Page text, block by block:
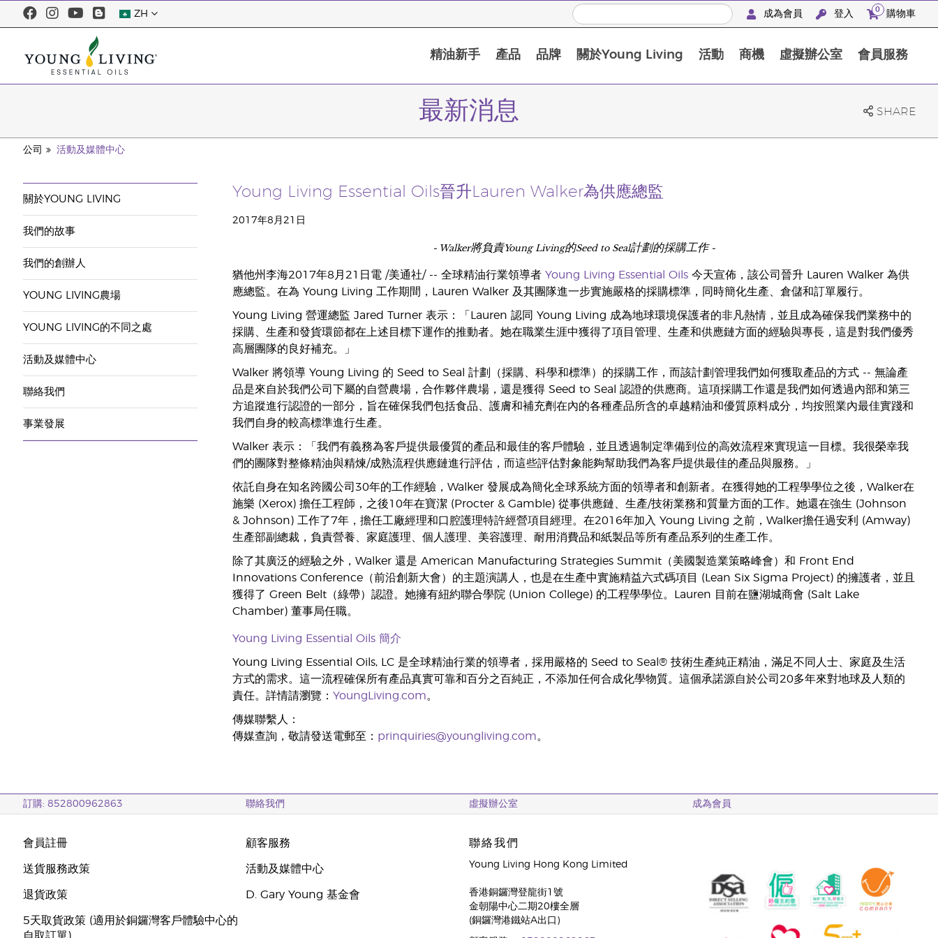
ZH 成為會員 登入 0 購物車
精油新手 產品 品牌 關於Young Living 活動 商機 虛擬辦公室 會員服務
最新消息 SHARE
公司 活動及媒體中心
關於YOUNG LIVING
我們的故事
我們的創辦人
YOUNG LIVING農場
YOUNG LIVING的不同之處
活動及媒體中心
聯絡我們
事業發展
Young Living Essential Oils晉升Lauren Walker為供應總監
2017年8月21日
- Walker將負責Young Living的Seed to Seal計劃的採購工作 -
猶他州李海2017年8月21日電 /美通社/ -- 全球精油行業領導者 Young Living Essential Oils今天宣佈，該公司晉升 Lauren Walker 為供
應總監。在為 Young Living 工作期間，Lauren Walker 及其團隊進一步實施嚴格的採購標準，同時簡化生產、倉儲和訂單履行。
Young Living 營運總監 Jared Turner 表示：「Lauren 認同 Young Living 成為地球環境保護者的非凡熱情，並且成為確保我們業務中的
採購、生產和發貨環節都在上述目標下運作的推動者。她在職業生涯中獲得了項目管理、生產和供應鏈方面的經驗與專長，這是對我們優秀
高層團隊的良好補充。」
Walker 將領導 Young Living 的 Seed to Seal 計劃（採購、科學和標準）的採購工作，而該計劃管理我們如何獲取產品的方式 -- 無論產
品是來自於我們公司下屬的自營農場，合作夥伴農場，還是獲得 Seed to Seal 認證的供應商。這項採購工作還是我們如何透過內部和第三
方追蹤進行認證的一部分，旨在確保我們包括食品、護膚和補充劑在內的各種產品所含的卓越精油和優質原料成分，均按照業內最佳實踐和
我們自身的較高標準進行生產。
Walker 表示：「我們有義務為客戶提供最優質的產品和最佳的客戶體驗，並且透過制定準備到位的高效流程來實現這一目標。我很榮幸我
們的團隊對整條精油與精煉/成熟流程供應鏈進行評估，而這些評估對象能夠幫助我們為客戶提供最佳的產品與服務。」
依託自身在知名跨國公司30年的工作經驗，Walker 發展成為簡化全球系統方面的領導者和創新者。在獲得她的工程學學位之後，Walker在
施樂 (Xerox) 擔任工程師，之後10年在寶潔 (Procter & Gamble) 從事供應鏈、生產/技術業務和質量方面的工作。她還在強生 (Johnson
& Johnson) 工作了7年，擔任工廠經理和口腔護理特許經營項目經理。在2016年加入 Young Living 之前，Walker擔任過安利 (Amway)
生產部副總裁，負責營養、家庭護理、個人護理、美容護理、耐用消費品和紙製品等所有產品系列的生產工作。
除了其廣泛的經驗之外，Walker 還是 American Manufacturing Strategies Summit（美國製造業策略峰會）和 Front End
Innovations Conference（前沿創新大會）的主題演講人，也是在生產中實施精益六式碼項目 (Lean Six Sigma Project) 的擁護者，並且
獲得了 Green Belt（綠帶）認證。她擁有紐約聯合學院 (Union College) 的工程學學位。Lauren 目前在鹽湖城商會 (Salt Lake
Chamber) 董事局任職。
Young Living Essential Oils 簡介
Young Living Essential Oils, LC 是全球精油行業的領導者，採用嚴格的 Seed to Seal® 技術生產純正精油，滿足不同人士、家庭及生活
方式的需求。這一流程確保所有產品真實可靠和百分之百純正，不添加任何合成化學物質。這個承諾源自於公司20多年來對地球及人類的
責任。詳情請瀏覽： YoungLiving.com。
傳媒聯繫人：
傳媒查詢，敬請發送電郵至： prinquiries@youngliving.com。
訂購: 852800962863 聯絡我們 虛擬辦公室 成為會員
會員註冊
送貨服務政策
退貨政策
5天取貨政策 (適用於銅鑼灣客戶體驗中心的
顧客服務
活動及媒體中心
D. Gary Young 基金會
聯絡我們
Young Living Hong Kong Limited
香港銅鑼灣登龍街1號
金朝陽中心二期20樓全層
(銅鑼灣港鐵站A出口)